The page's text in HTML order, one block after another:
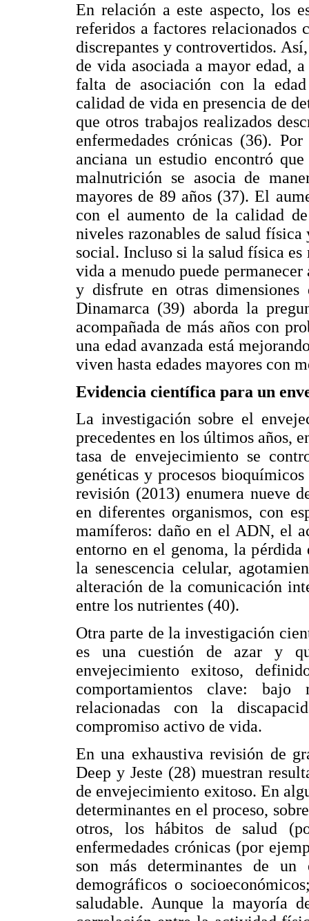
En relación a este aspecto, los
referidos a factores relacionados
discrepantes y controvertidos.
de vida asociada a mayor edad,
falta de asociación con la
calidad de vida en presencia de
que otros trabajos realizados
enfermedades crónicas (36).
anciana un estudio encontró
malnutrición se asocia de
mayores de 89 años (37). El
con el aumento de la calidad
niveles razonables de salud
social. Incluso si la salud física
vida a menudo puede
y disfrute en otras
Dinamarca (39) aborda la
acompañada de más años con
una edad avanzada está
viven hasta edades mayores con
Evidencia científica para un
La investigación sobre el
precedentes en los últimos años,
tasa de envejecimiento se
genéticas y procesos
revisión (2013) enumera nueve
en diferentes organismos, con
mamíferos: daño en el ADN, el
entorno en el genoma, la
la senescencia celular,
alteración de la comunicación
entre los nutrientes (40).
Otra parte de la investigación
es una cuestión de azar y
envejecimiento exitoso,
comportamientos clave: bajo
relacionadas con la
compromiso activo de vida.
En una exhaustiva revisión de
Deep y Jeste (28) muestran
de envejecimiento exitoso. En
determinantes en el proceso,
otros, los hábitos de salud
enfermedades crónicas (por
son más determinantes de un
demográficos o
saludable. Aunque la mayoría